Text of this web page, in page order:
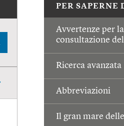
PER SAPERNE
Avvertenze per la
consultazione
Ricerca avanzata
Abbreviazioni
Il gran mare